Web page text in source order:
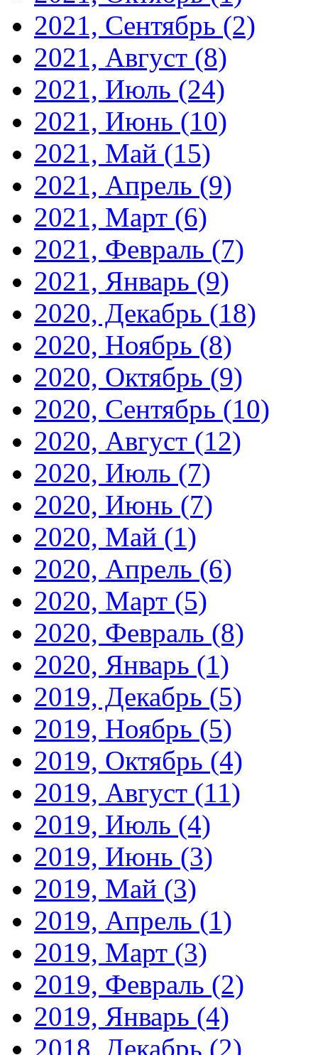
2021, Сентябрь (2)
2021, Август (8)
2021, Июль (24)
2021, Июнь (10)
2021, Май (15)
2021, Апрель (9)
2021, Март (6)
2021, Февраль (7)
2021, Январь (9)
2020, Декабрь (18)
2020, Ноябрь (8)
2020, Октябрь (9)
2020, Сентябрь (10)
2020, Август (12)
2020, Июль (7)
2020, Июнь (7)
2020, Май (1)
2020, Апрель (6)
2020, Март (5)
2020, Февраль (8)
2020, Январь (1)
2019, Декабрь (5)
2019, Ноябрь (5)
2019, Октябрь (4)
2019, Август (11)
2019, Июль (4)
2019, Июнь (3)
2019, Май (3)
2019, Апрель (1)
2019, Март (3)
2019, Февраль (2)
2019, Январь (4)
2018, Декабрь (2)